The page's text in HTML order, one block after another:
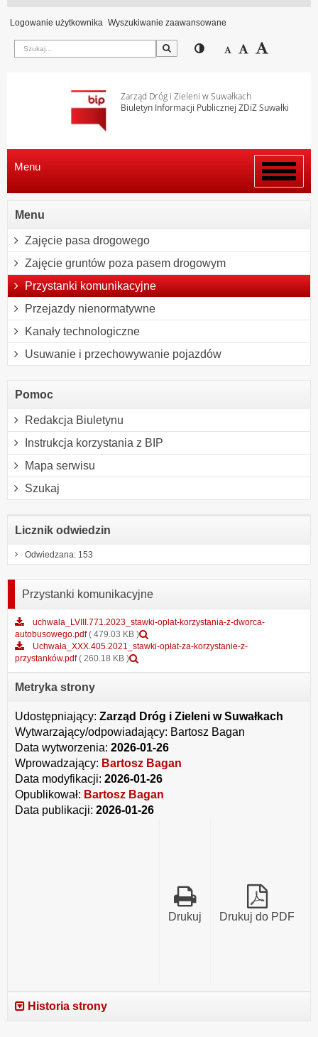
Logowanie użytkownika Wyszukiwanie zaawansowane
Szukaj Przełącz pomiędzy
Zmniejsz
Domyślny
Zarząd Dróg i Zieleni w Suwałkach
Biuletyn Informacji Publicznej ZDiZ Suwałki
Włącz
menu
Menu
Menu
Zajęcie pasa drogowego
Zajęcie gruntów poza pasem drogowym
Przystanki komunikacyjne
Przejazdy nienormatywne
Kanały technologiczne
Usuwanie i przechowywanie pojazdów
Pomoc
Redakcja Biuletynu
Instrukcja korzystania z BIP
Mapa serwisu
Szukaj
Licznik odwiedzin
Odwiedzana: 153
Przystanki komunikacyjne
uchwala_LVIII.771.2023_stawki-oplat-korzystania-z-dworca-
autobusowego.pdf ( 479.03 KB )
załącznika
autobusowego.pdf
Uchwała_XXX.405.2021_stawki-opłat-za-korzystanie-z-
przystanków.pdf ( 260.18 KB )
korzystanie-
z-
przystanków.pdf
Metryka strony
Udostępniający: Zarząd Dróg i Zieleni w Suwałkach
Wytwarzający/odpowiadający: Bartosz Bagan
Data wytworzenia: 2026-01-26
Wprowadzający: Bartosz Bagan
Data modyfikacji: 2026-01-26
Opublikował: Bartosz Bagan
Data publikacji: 2026-01-26
Drukuj do PDF
Drukuj
Historia strony